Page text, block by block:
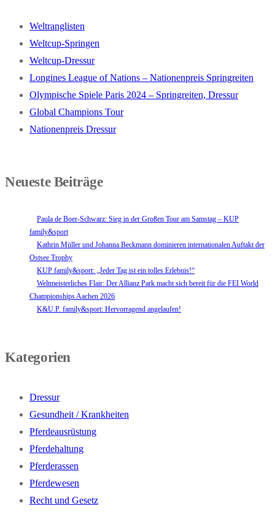
Weltranglisten
Weltcup-Springen
Weltcup-Dressur
Longines League of Nations – Nationenpreis Springreiten
Olympische Spiele Paris 2024 – Springreiten, Dressur
Global Champions Tour
Nationenpreis Dressur
Neueste Beiträge
Paula de Boer-Schwarz: Sieg in der Großen Tour am Samstag – KUP
family&sport
Kathrin Müller und Johanna Beckmann dominieren internationalen Auftakt der
Ostsee Trophy
KUP family&sport: „Jeder Tag ist ein tolles Erlebnis!“
Weltmeisterliches Flair: Der Allianz Park macht sich bereit für die FEI World
Championships Aachen 2026
K&U.P. family&sport: Hervorragend angelaufen!
Kategorien
Dressur
Gesundheit / Krankheiten
Pferdeausrüstung
Pferdehaltung
Pferderassen
Pferdewesen
Recht und Gesetz